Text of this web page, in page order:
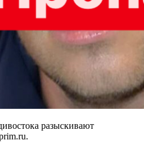
разыскивают